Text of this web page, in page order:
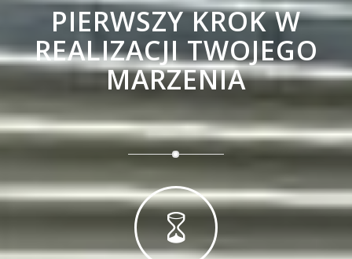
PIERWSZY KROK W
REALIZACJI TWOJEGO
MARZENIA